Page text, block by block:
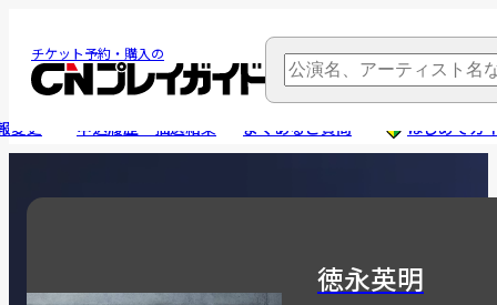
チケット予約・購入の
変更 申込履歴・抽選結果 よくあるご質問 はじめてガ
徳永英明